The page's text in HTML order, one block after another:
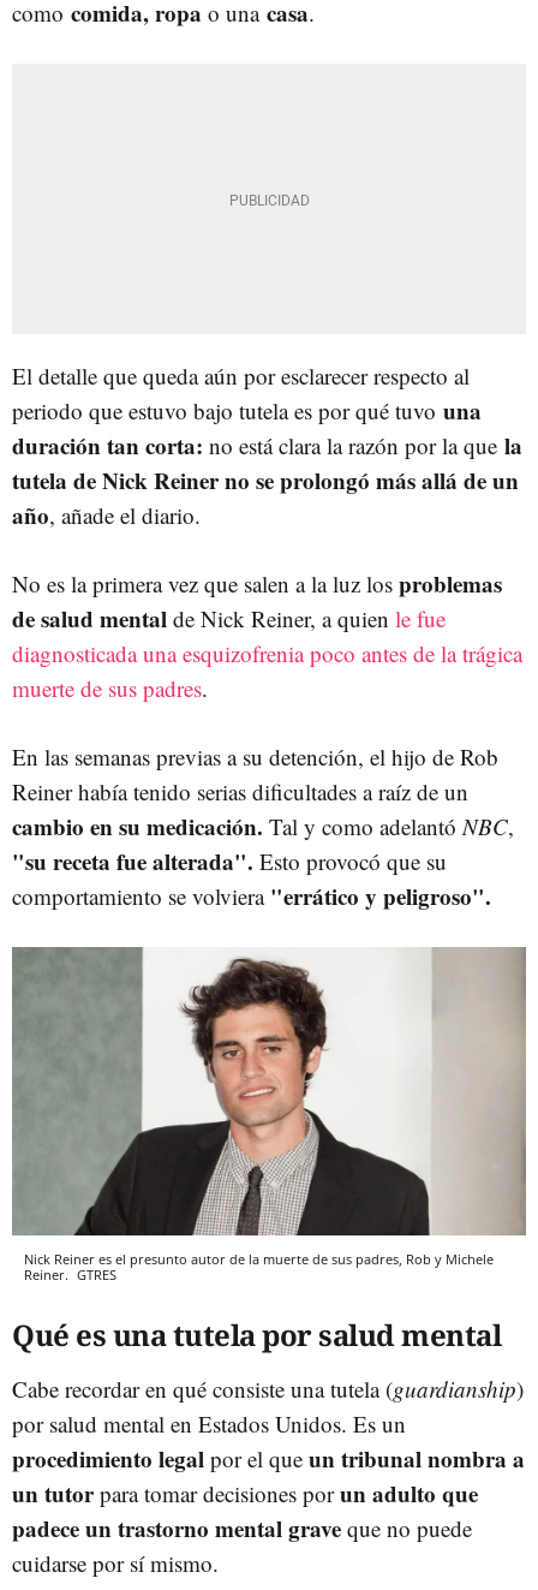
como comida, ropa o unacasa.
El detalle que queda aún por esclarecer respecto al
periodo que estuvo bajo tutela es por qué tuvo una
duración tan corta: no está clara la razón por la que la
tutela de Nick Reiner no se prolongó más allá de un
año, añade el diario.
No es la primera vez que salen a la luz los problemas
de salud mental de Nick Reiner, a quien le fue
diagnosticada una esquizofrenia poco antes de la trágica
muerte de sus padres.
En las semanas previas a su detención, el hijo de Rob
Reiner había tenido serias dificultades a raíz de un
cambio en su medicación. Tal y como adelantó NBC,
"su receta fue alterada". Esto provocó que su
comportamiento se volviera "errático y peligroso".
Nick Reiner es el presunto autor de la muerte de sus padres, Rob y Michele
Reiner. GTRES
Qué es una tutela por salud mental
Cabe recordar en qué consiste una tutela (guardianship)
por salud mental en Estados Unidos. Es un
procedimiento legal por el que un tribunal nombra a
un tutorpara tomar decisiones porun adulto que
padece un trastorno mental grave que no puede
cuidarse por sí mismo.